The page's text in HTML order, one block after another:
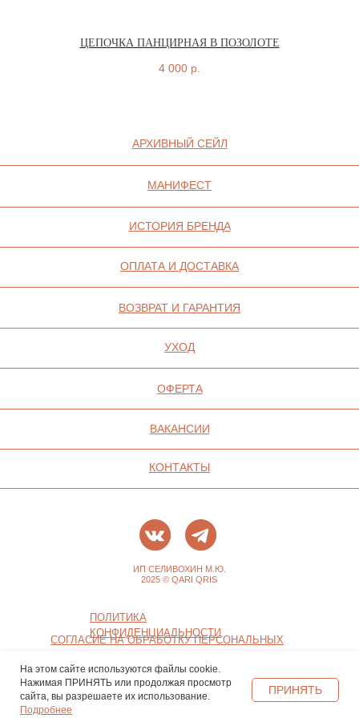
ЦЕПОЧКА ПАНЦИРНАЯ В ПОЗОЛОТЕ
4 000 р.
На этом сайте используются файлы cookie.
Нажимая ПРИНЯТЬ или продолжая просмотр
сайта, вы разрешаете их использование.
Подробнее
ПРИНЯТЬ